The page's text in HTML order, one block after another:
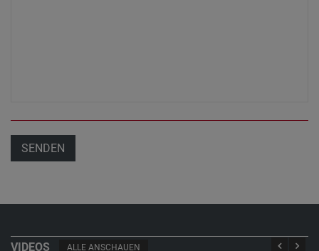
SENDEN
VIDEOS ALLE ANSCHAUEN